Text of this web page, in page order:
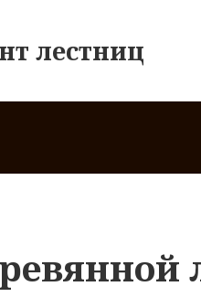
лестниц